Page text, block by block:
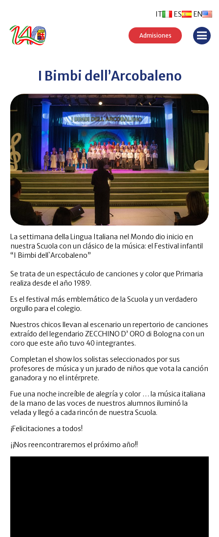
ES EN
IT
Admisiones
I Bimbi dell’Arcobaleno
La settimana della Lingua Italiana nel Mondo dio inicio en
nuestra Scuola con un clásico de la música: el Festival infantil
“I Bimbi dell`Arcobaleno”
Se trata de un espectáculo de canciones y color que Primaria
realiza desde el año 1989.
Es el festival más emblemático de la Scuola y un verdadero
orgullo para el colegio.
Nuestros chicos llevan al escenario un repertorio de canciones
extraído del legendario ZECCHINO D’ ORO di Bologna con un
coro que este año tuvo 40 integrantes.
Completan el show los solistas seleccionados por sus
profesores de música y un jurado de niños que vota la canción
ganadora y no el intérprete.
Fue una noche increíble de alegría y color … la música italiana
de la mano de las voces de nuestros alumnos iluminó la
velada y llegó a cada rincón de nuestra Scuola.
¡Felicitaciones a todos!
¡¡Nos reencontraremos el próximo año!!